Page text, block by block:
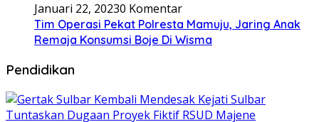
Januari 22, 20230 Komentar
Tim Operasi Pekat Polresta Mamuju, Jaring Anak
Remaja Konsumsi Boje Di Wisma
Pendidikan